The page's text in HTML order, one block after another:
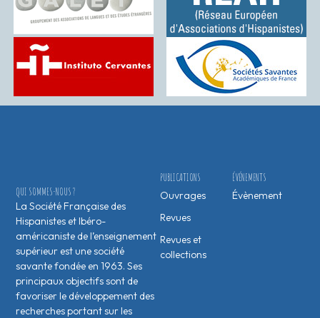
ÉVÉNEMENTS
Évènement
PUBLICATIONS
Ouvrages
Revues
Revues et
collections
QUI SOMMES-NOUS ?
La Société Française des
Hispanistes et Ibéro-
américaniste de l’enseignement
supérieur est une société
savante fondée en 1963. Ses
principaux objectifs sont de
favoriser le développement des
recherches portant sur les